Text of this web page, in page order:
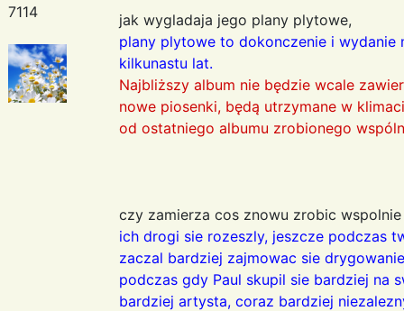
7114
jak wygladaja jego plany plytowe,
plany plytowe to dokonczenie i
kilkunastu lat.
Najbliższy album nie będzie wcale
nowe piosenki, będą utrzymane w
od ostatniego albumu zrobionego
czy zamierza cos znowu zrobic
ich drogi sie rozeszly, jeszcze podczas
zaczal bardziej zajmowac sie
podczas gdy Paul skupil sie bardziej na
bardziej artysta, coraz bardziej